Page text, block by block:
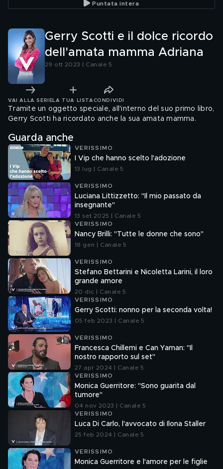
Puntata intera
Gerry Scotti e il dolce ricordo
dell'amata mamma Adriana
29 ott 2023 | Canale 5
VAI ALLA SERIE LA TUA LISTA CONDIVIDI
Tramite un oggetto speciale, all'interno del suo primo libro,
Gerry Scotti ha ricordato anche la sua amata mamma.
Guarda anche
VERISSIMO
I Vip che hanno scelto l'adozione
13 lug | Canale 5
VERISSIMO
Luciana Littizzetto: "Il mio passato da
insegnante"
13 set 2025 | Canale 5
VERISSIMO
Nancy Brilli: "Tutte le donne che sono"
18 gen | Canale 5
VERISSIMO
Stefano Bettarini e Nicoletta Larini, il loro
grande amore
20 dic | Canale 5
VERISSIMO
Gerry Scotti: nonno per la seconda volta!
05 feb 2023 | Canale 5
VERISSIMO
Francesca Chillemi e Can Yaman: "Il
nostro rapporto sul set"
27 apr 2024 | Canale 5
VERISSIMO
Monica Guerritore: "Sono guarita dal
tumore"
04 nov 2023 | Canale 5
VERISSIMO
Luca Di Carlo, l'avvocato di Ilona Staller
25 feb 2024 | Canale 5
VERISSIMO
Monica Guerritore e l'amore per le figlie